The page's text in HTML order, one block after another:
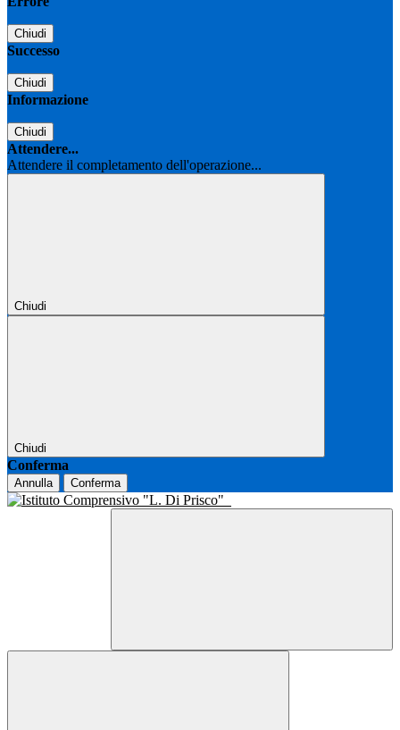
Chiudi
Successo
Chiudi
Informazione
Chiudi
Attendere...
Attendere il completamento dell'operazione...
Chiudi
Chiudi
Conferma
Annulla Conferma